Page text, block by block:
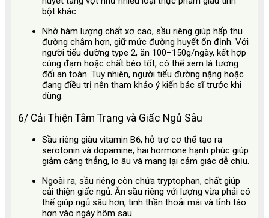
bột khác.
Nhờ hàm lượng chất xơ cao, sầu riêng giúp hấp thu
đường chậm hơn, giữ mức đường huyết ổn định. Với
người tiểu đường type 2, ăn 100–150g/ngày, kết hợp
cùng đạm hoặc chất béo tốt, có thể xem là tương
đối an toàn. Tuy nhiên, người tiểu đường nặng hoặc
đang điều trị nên tham khảo ý kiến bác sĩ trước khi
dùng.
6/ Cải Thiện Tâm Trạng và Giấc Ngủ Sâu
Sầu riêng giàu vitamin B6, hỗ trợ cơ thể tạo ra
serotonin và dopamine, hai hormone hạnh phúc giúp
giảm căng thẳng, lo âu và mang lại cảm giác dễ chịu.
Ngoài ra, sầu riêng còn chứa tryptophan, chất giúp
cải thiện giấc ngủ. Ăn sầu riêng với lượng vừa phải có
thể giúp ngủ sâu hơn, tinh thần thoải mái và tỉnh táo
hơn vào ngày hôm sau.